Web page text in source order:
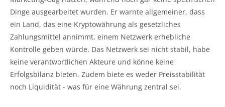
Dinge ausgearbeitet wurden. Er warnte allgemeiner, dass
ein Land, das eine Kryptowährung als gesetzliches
Zahlungsmittel annimmt, einem Netzwerk erhebliche
Kontrolle geben würde. Das Netzwerk sei nicht stabil, habe
keine verantwortlichen Akteure und könne keine
Erfolgsbilanz bieten. Zudem biete es weder Preisstabilität
noch Liquidität - was für eine Währung zentral sei.